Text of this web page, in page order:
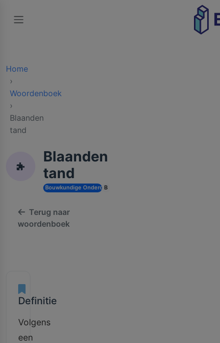
Home
Woordenboek
Blaanden
tand
Blaanden
tand
Bouwkundige Onderdelen en Toebehoren
B
Terug naar
woordenboek
Definitie
Volgens
een